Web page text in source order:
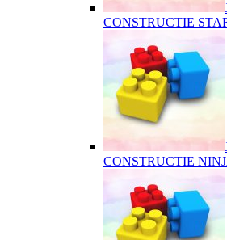
CONSTRUCTIE
CONSTRUCTIE